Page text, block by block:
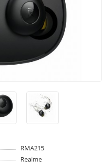
RMA215
Realme